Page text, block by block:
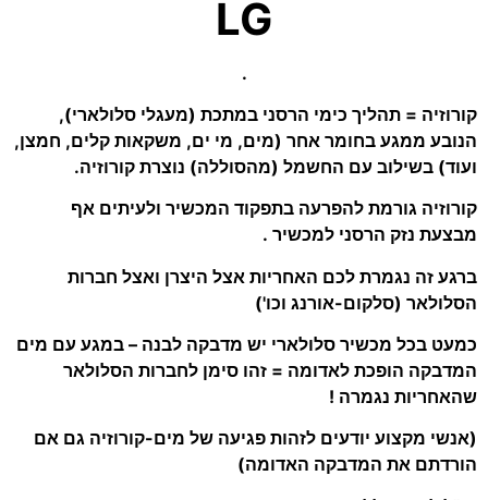
LG
.
קורוזיה = תהליך כימי הרסני במתכת (מעגלי סלולארי),
הנובע ממגע בחומר אחר (מים, מי ים, משקאות קלים, חמצן,
ועוד) בשילוב עם החשמל (מהסוללה) נוצרת קורוזיה.
קורוזיה גורמת להפרעה בתפקוד המכשיר ולעיתים אף
מבצעת נזק הרסני למכשיר .
ברגע זה נגמרת לכם האחריות אצל היצרן ואצל חברות
הסלולאר (סלקום-אורנג וכו')
כמעט בכל מכשיר סלולארי יש מדבקה לבנה – במגע עם מים
המדבקה הופכת לאדומה = זהו סימן לחברות הסלולאר
שהאחריות נגמרה !
(אנשי מקצוע יודעים לזהות פגיעה של מים-קורוזיה גם אם
הורדתם את המדבקה האדומה)